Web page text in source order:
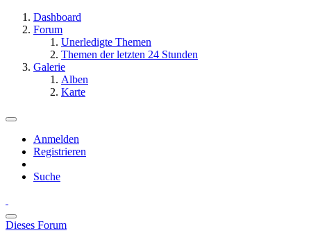
Dashboard
Forum
Unerledigte Themen
Themen der letzten 24 Stunden
Galerie
Alben
Karte
Anmelden
Registrieren
Suche
Dieses Forum